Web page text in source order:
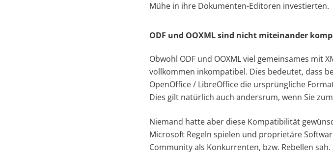
Mühe in ihre Dokumenten-Editoren investierten.
ODF und OOXML sind nicht miteinander
Obwohl ODF und OOXML viel gemeinsames mit
vollkommen inkompatibel. Dies bedeutet, dass
OpenOffice / LibreOffice die ursprüngliche
Dies gilt natürlich auch andersrum, wenn Sie
Niemand hatte aber diese Kompatibilität
Microsoft Regeln spielen und proprietäre
Community als Konkurrenten, bzw. Rebellen